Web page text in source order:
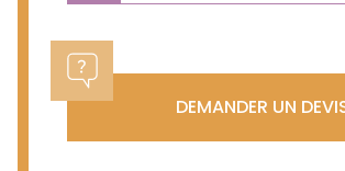
DEMANDER UN